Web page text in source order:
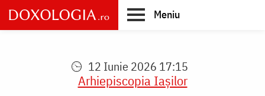
Skip
to
main
Meniu
12 Iunie 2026 17:15
Arhiepiscopia Iaşilor